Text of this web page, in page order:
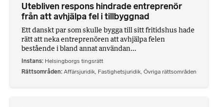
Utebliven respons hindrade entreprenör
från att avhjälpa fel i tillbyggnad
Ett danskt par som skulle bygga till sitt fritidshus hade
rätt att neka entreprenören att avhjälpa felen
bestående i bland annat användan...
Instans Helsingborgs tingsrätt
Rättsområden Affärsjuridik, Fastighetsjuridik, Övriga rättsområden